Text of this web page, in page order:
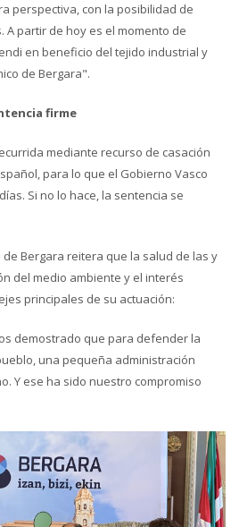
perspectiva, con la posibilidad de
partir de hoy es el momento de
en beneficio del tejido industrial y
de Bergara".
firme
mediante recurso de casación
para lo que el Gobierno Vasco
Si no lo hace, la sentencia se
Bergara reitera que la salud de las y
del medio ambiente y el interés
principales de su actuación:
demostrado que para defender la
una pequeña administración
Y ese ha sido nuestro compromiso